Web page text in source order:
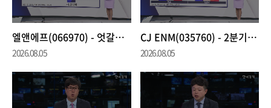
엘앤에프(066970) - 엇갈린 전망···'가동률 회복' 속 '수익성 우려'
2026.08.05
CJ ENM(035760) - 2분기 실적 개선세···'티빙' 손익 개선
2026.08.05